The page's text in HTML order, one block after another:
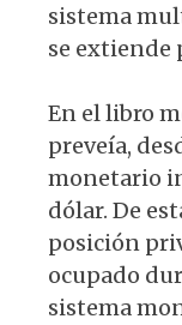
sistema
se extiende
En el libro
preveía,
monetario
dólar. De
posición
ocupado
sistema